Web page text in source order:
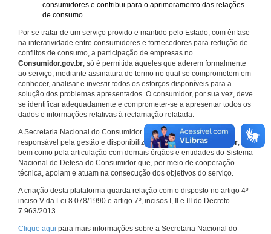
consumidores e contribui para o aprimoramento das relações
de consumo.
Por se tratar de um serviço provido e mantido pelo Estado, com ênfase
na interatividade entre consumidores e fornecedores para redução de
conflitos de consumo, a participação de empresas no
Consumidor.gov.br, só é permitida àqueles que aderem formalmente
ao serviço, mediante assinatura de termo no qual se comprometem em
conhecer, analisar e investir todos os esforços disponíveis para a
solução dos problemas apresentados. O consumidor, por sua vez, deve
se identificar adequadamente e comprometer-se a apresentar todos os
dados e informações relativas à reclamação relatada.
A Secretaria Nacional do Consumidor do Ministério da Justiça é a
responsável pela gestão e disponibilização doConsumidor.gov.br,
bem como pela articulação com demais órgãos e entidades do Sistema
Nacional de Defesa do Consumidor que, por meio de cooperação
técnica, apoiam e atuam na consecução dos objetivos do serviço.
A criação desta plataforma guarda relação com o disposto no artigo 4º
inciso V da Lei 8.078/1990 e artigo 7º, incisos I, II e III do Decreto
7.963/2013.
Clique aqui para mais informações sobre a Secretaria Nacional do